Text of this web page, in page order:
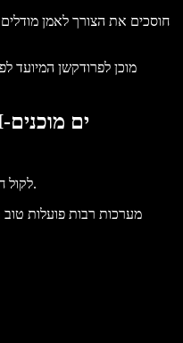
AI לקול חייב לפעול בצורה אמינה בתנאי אמת.
מערכות רבות פועלות